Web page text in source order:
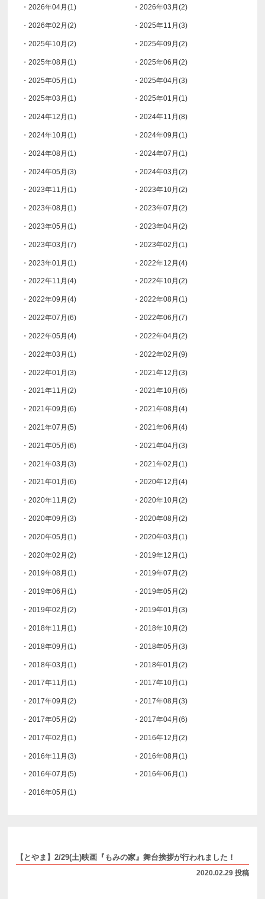
・2026年04月(1) ・2026年03月(2)
・2026年02月(2) ・2025年11月(3)
・2025年10月(2) ・2025年09月(2)
・2025年08月(1) ・2025年06月(2)
・2025年05月(1) ・2025年04月(3)
・2025年03月(1) ・2025年01月(1)
・2024年12月(1) ・2024年11月(8)
・2024年10月(1) ・2024年09月(1)
・2024年08月(1) ・2024年07月(1)
・2024年05月(3) ・2024年03月(2)
・2023年11月(1) ・2023年10月(2)
・2023年08月(1) ・2023年07月(2)
・2023年05月(1) ・2023年04月(2)
・2023年03月(7) ・2023年02月(1)
・2023年01月(1) ・2022年12月(4)
・2022年11月(4) ・2022年10月(2)
・2022年09月(4) ・2022年08月(1)
・2022年07月(6) ・2022年06月(7)
・2022年05月(4) ・2022年04月(2)
・2022年03月(1) ・2022年02月(9)
・2022年01月(3) ・2021年12月(3)
・2021年11月(2) ・2021年10月(6)
・2021年09月(6) ・2021年08月(4)
・2021年07月(5) ・2021年06月(4)
・2021年05月(6) ・2021年04月(3)
・2021年03月(3) ・2021年02月(1)
・2021年01月(6) ・2020年12月(4)
・2020年11月(2) ・2020年10月(2)
・2020年09月(3) ・2020年08月(2)
・2020年05月(1) ・2020年03月(1)
・2020年02月(2) ・2019年12月(1)
・2019年08月(1) ・2019年07月(2)
・2019年06月(1) ・2019年05月(2)
・2019年02月(2) ・2019年01月(3)
・2018年11月(1) ・2018年10月(2)
・2018年09月(1) ・2018年05月(3)
・2018年03月(1) ・2018年01月(2)
・2017年11月(1) ・2017年10月(1)
・2017年09月(2) ・2017年08月(3)
・2017年05月(2) ・2017年04月(6)
・2017年02月(1) ・2016年12月(2)
・2016年11月(3) ・2016年08月(1)
・2016年07月(5) ・2016年06月(1)
・2016年05月(1)
【とやま】2/29(土)映画『もみの家』舞台挨拶が行われました！
2020.02.29 投稿